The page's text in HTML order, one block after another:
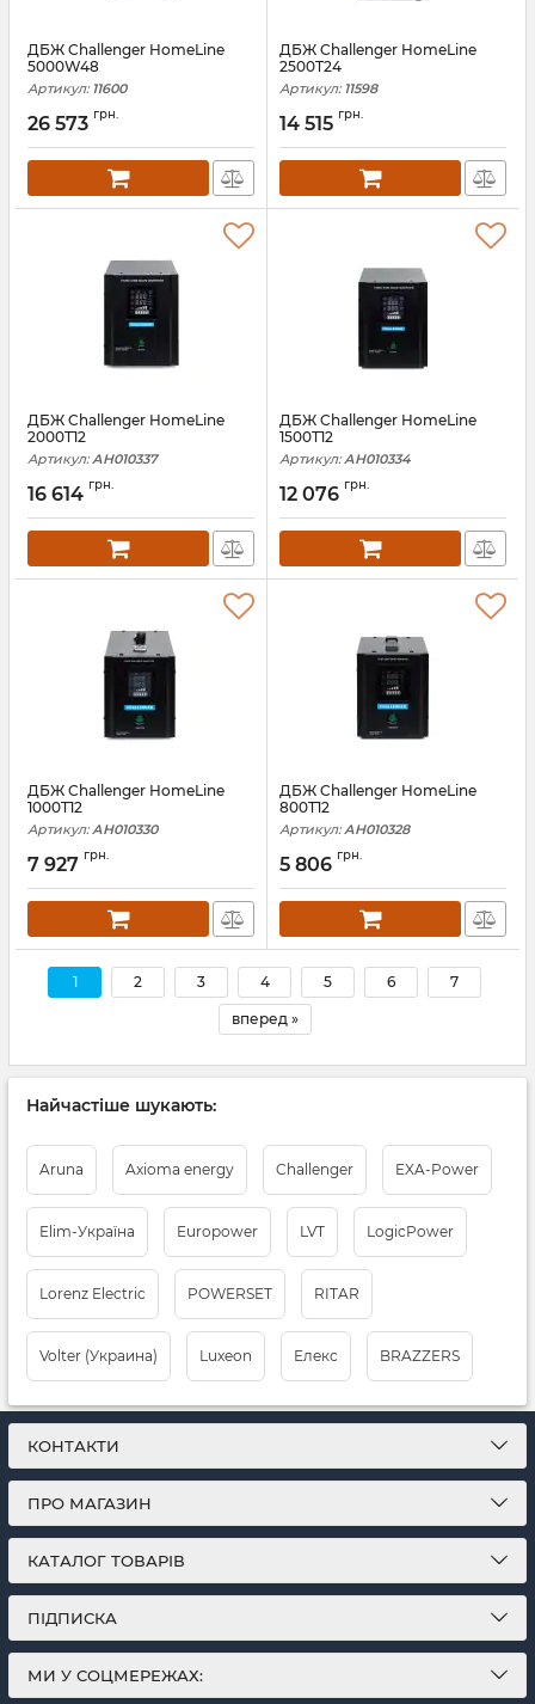
ДБЖ Challenger HomeLine
5000W48
Артикул: 11600
26 573 грн.
ДБЖ Challenger HomeLine
2500T24
Артикул: 11598
14 515 грн.
ДБЖ Challenger HomeLine
2000T12
Артикул: АН010337
16 614 грн.
ДБЖ Challenger HomeLine
1500T12
Артикул: АН010334
12 076 грн.
ДБЖ Challenger HomeLine
1000T12
Артикул: АН010330
7 927 грн.
ДБЖ Challenger HomeLine
800T12
Артикул: АН010328
5 806 грн.
1 2 3 4 5 6 7
вперед »
Найчастіше шукають:
Aruna Axioma energy Challenger EXA-Power
Elim-Україна Europower LVT LogicPower
Lorenz Electric POWERSET RITAR
Volter (Украина) Luxeon Елекс BRAZZERS
КОНТАКТИ
ПРО МАГАЗИН
КАТАЛОГ ТОВАРІВ
ПІДПИСКА
МИ У СОЦМЕРЕЖАХ: